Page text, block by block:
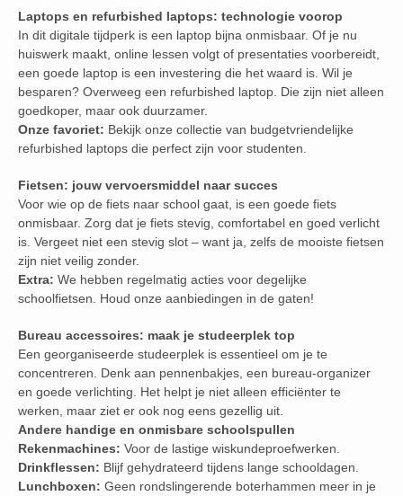
Laptops en refurbished laptops: technologie voorop
In dit digitale tijdperk is een laptop bijna onmisbaar. Of je nu
huiswerk maakt, online lessen volgt of presentaties voorbereidt,
een goede laptop is een investering die het waard is. Wil je
besparen? Overweeg een refurbished laptop. Die zijn niet alleen
goedkoper, maar ook duurzamer.
Onze favoriet: Bekijk onze collectie van budgetvriendelijke
refurbished laptops die perfect zijn voor studenten.
Fietsen: jouw vervoersmiddel naar succes
Voor wie op de fiets naar school gaat, is een goede fiets
onmisbaar. Zorg dat je fiets stevig, comfortabel en goed verlicht
is. Vergeet niet een stevig slot – want ja, zelfs de mooiste fietsen
zijn niet veilig zonder.
Extra: We hebben regelmatig acties voor degelijke
schoolfietsen. Houd onze aanbiedingen in de gaten!
Bureau accessoires: maak je studeerplek top
Een georganiseerde studeerplek is essentieel om je te
concentreren. Denk aan pennenbakjes, een bureau-organizer
en goede verlichting. Het helpt je niet alleen efficiënter te
werken, maar ziet er ook nog eens gezellig uit.
Andere handige en onmisbare schoolspullen
Rekenmachines: Voor de lastige wiskundeproefwerken.
Drinkflessen: Blijf gehydrateerd tijdens lange schooldagen.
Lunchboxen: Geen rondslingerende boterhammen meer in je